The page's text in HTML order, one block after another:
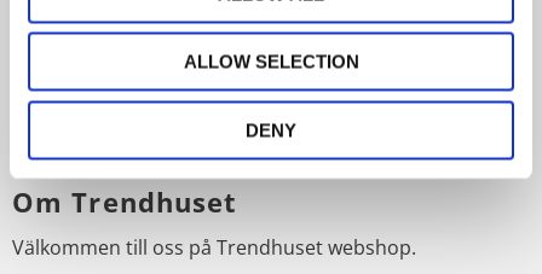
ALLOW SELECTION
DENY
PRENUMERERA
Om Trendhuset
Välkommen till oss på Trendhuset webshop.